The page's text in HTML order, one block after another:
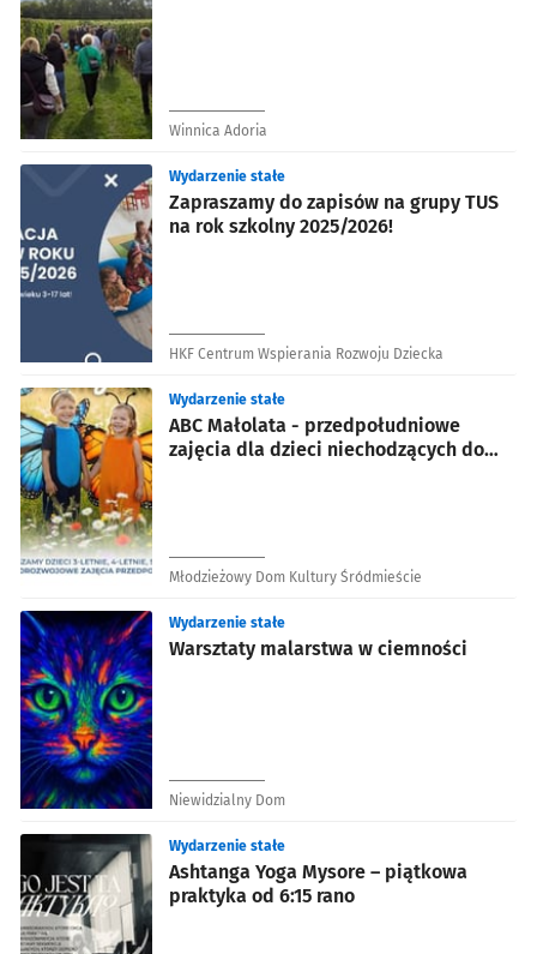
Winnica Adoria
Zapraszamy do zapisów na grupy TUS
na rok szkolny 2025/2026!
Wydarzenie stałe
HKF Centrum Wspierania Rozwoju Dziecka
ABC Małolata - przedpołudniowe
zajęcia dla dzieci niechodzących do
Wydarzenie stałe
Młodzieżowy Dom Kultury Śródmieście
Warsztaty malarstwa w ciemności
Wydarzenie stałe
Niewidzialny Dom
Ashtanga Yoga Mysore – piątkowa
praktyka od 6:15 rano
Wydarzenie stałe